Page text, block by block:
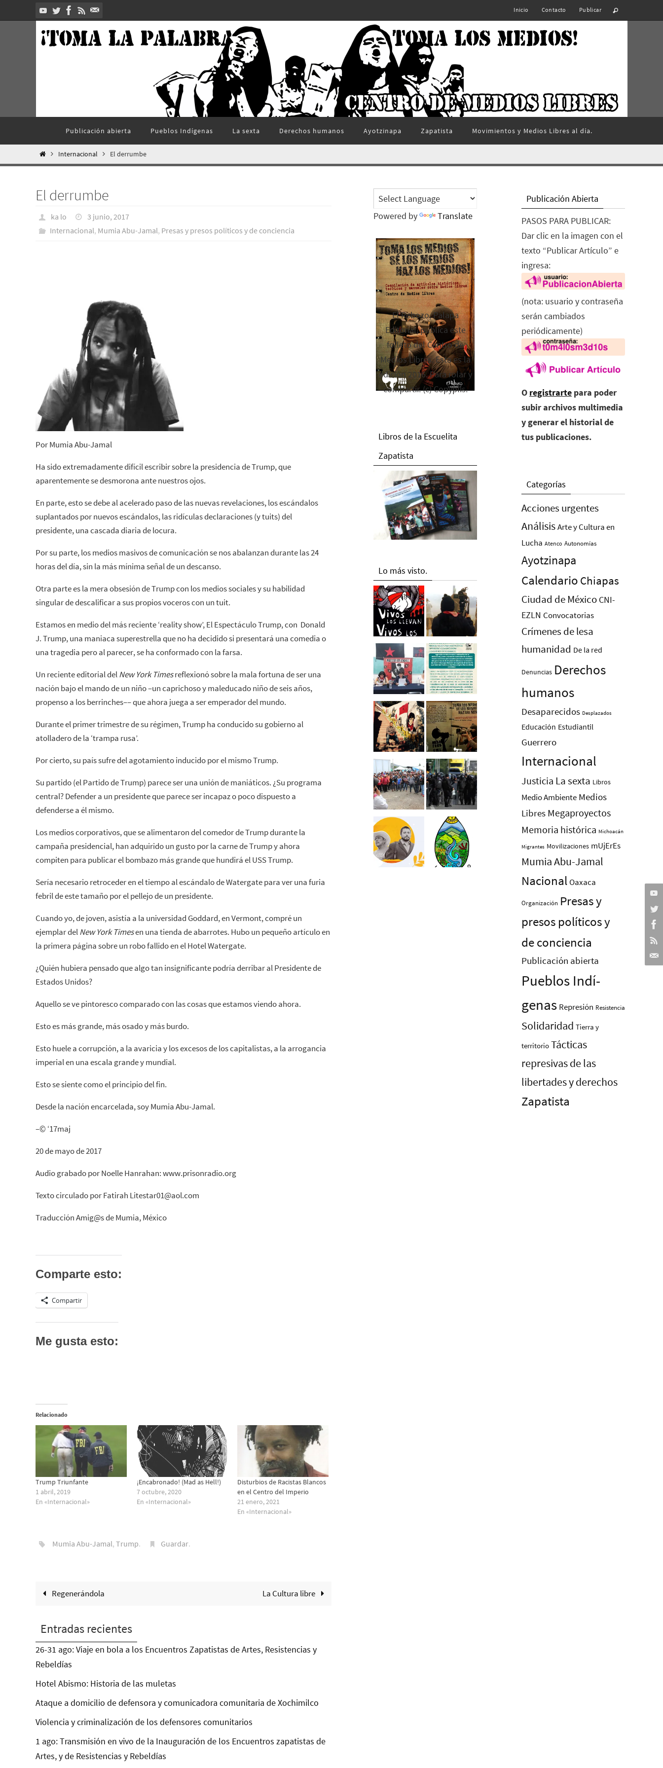
al
Inicio Contacto Publicar
contenido
Publicación abierta Pueblos Indí­genas La sexta Derechos humanos Ayotzinapa Zapatista Movimientos y Medios Libres al día.
InicioInternacional El derrumbe
El derrumbe
ka lo
3 junio, 2017
Internacional, Mumia Abu-Jamal, Presas y presos polí­ticos y de conciencia
Por Mumia Abu-Jamal
Ha sido extremadamente difícil escribir sobre la presidencia de Trump, que
aparentemente se desmorona ante nuestros ojos.
En parte, esto se debe al acelerado paso de las nuevas revelaciones, los escándalos
suplantados por nuevos escándalos, las ridículas declaraciones (y tuits) del
presidente, una cascada diaria de locura.
Por su parte, los medios masivos de comunicación se nos abalanzan durante las 24
horas del día, sin la más mínima señal de un descanso.
Otra parte es la mera obsesión de Trump con los medios sociales y su habilidad
singular de descalificar a sus propios voceros con un tuit.
Estamos en medio del más reciente ‘reality show’, El Espectáculo Trump, con Donald
J. Trump, una maniaca superestrella que no ha decidido si presentará una comedia o
una tragedia pero al parecer, se ha conformado con la farsa.
Un reciente editorial delNew York Timesreflexionó sobre la mala fortuna de ser una
nación bajo el mando de un niño –un caprichoso y maleducado niño de seis años,
propenso a los berrinches–– que ahora juega a ser emperador del mundo.
Durante el primer trimestre de su régimen, Trump ha conducido su gobierno al
atolladero de la ‘trampa rusa’.
Por cierto, su país sufre del agotamiento inducido por el mismo Trump.
Su partido (el Partido de Trump) parece ser una unión de maniáticos. ¿Su programa
central? Defender a un presidente que parece ser incapaz o poco dispuesto a
defenderse a él mismo.
Los medios corporativos, que se alimentaron del comedor de Trump durante la
campaña presidencial, han adquirido un gusto por la carne de Trump y ahora
compiten para publicar el bombazo más grande que hundirá el USS Trump.
Sería necesario retroceder en el tiempo al escándalo de Watergate para ver una furia
febril de este tamaño por el pellejo de un presidente.
Cuando yo, de joven, asistía a la universidad Goddard, en Vermont, compré un
ejemplar delNew York Timesen una tienda de abarrotes. Hubo un pequeño artículo en
la primera página sobre un robo fallido en el Hotel Watergate.
¿Quién hubiera pensado que algo tan insignificante podría derribar al Presidente de
Estados Unidos?
Aquello se ve pintoresco comparado con las cosas que estamos viendo ahora.
Esto es más grande, más osado y más burdo.
Esto huele a corrupción, a la avaricia y los excesos de los capitalistas, a la arrogancia
imperial en una escala grande y mundial.
Esto se siente como el principio del fin.
Desde la nación encarcelada, soy Mumia Abu-Jamal.
–© ‘17maj
20 de mayo de 2017
Audio grabado por Noelle Hanrahan: www.prisonradio.org
Texto circulado por Fatirah Litestar01@aol.com
Traducción Amig@s de Mumia, México
Comparte esto:
Compartir
Me gusta esto:
Relacionado
Trump Triunfante
1 abril, 2019
En «Internacional»
¡Encabronado! (Mad as Hell!)
7 octubre, 2020
En «Internacional»
Disturbios de Racistas Blancos
en el Centro del Imperio
21 enero, 2021
En «Internacional»
Mumia Abu-Jamal, Trump. Guardar.
Regenerándola La Cultura libre
Entradas recientes
26-31 ago: Viaje en bola a los Encuentros Zapatistas de Artes, Resistencias y
Rebeldías
Hotel Abismo: Historia de las muletas
Ataque a domicilio de defensora y comunicadora comunitaria de Xochimilco
Violencia y criminalización de los defensores comunitarios
1 ago: Transmisión en vivo de la Inauguración de los Encuentros zapatistas de
Artes, y de Resistencias y Rebeldías
Powered by Translate
El Rebozo, Palapa
Editorial, publica este
folleto del Centro de
Medios Libres. Esta es la
edición 2016. Para rolar y
compartir. (c) Copyplis.
Libros de la Escuelita
Zapatista
Lo más visto.
Publicación Abierta
PASOS PARA PUBLICAR:
Dar clic en la imagen con el
texto “Publicar Artículo” e
ingresa:
(nota: usuario y contraseña
serán cambiados
periódicamente)
O registrarte para poder
subir archivos multimedia
y generar el historial de
tus publicaciones.
Categorías
Acciones urgentes
AnálisisArte y Cultura en
Lucha Atenco Autonomías
Ayotzinapa
Calendario Chiapas
Ciudad de México CNI-
EZLN Convocatorias
Crímenes de lesa
humanidad De la red
Denuncias Derechos
humanos
Desaparecidos Desplazados
Educación Estudiantil
Guerrero
Internacional
Justicia La sexta Libros
Medio Ambiente Medios
Libres Megaproyectos
Memoria histórica Michoacán
Migrantes Movilizaciones mUjErEs
Mumia Abu-Jamal
Nacional Oaxaca
Organización Presas y
presos polí­ticos y
de conciencia
Publicación abierta
Pueblos Indí­
genas Represión Resistencia
Solidaridad Tierra y
territorio Tácticas
represivas de las
libertades y derechos
Zapatista